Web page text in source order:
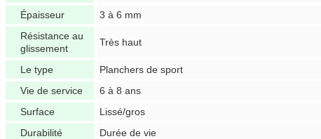
Épaisseur
3 à 6 mm
Résistance au
glissement
Très haut
Le type
Planchers de sport
Vie de service
6 à 8 ans
Surface
Lissé/gros
Durabilité
Durée de vie